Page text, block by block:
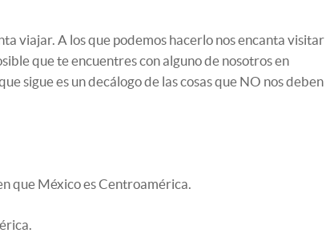
viajar. A los que podemos hacerlo nos encanta visitar
que te encuentres con alguno de nosotros en
sigue es un decálogo de las cosas que NO nos deben
que México es Centroamérica.